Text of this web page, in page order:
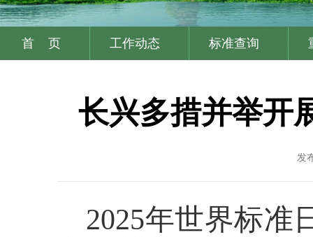
首 页 工作动态 标准查询
长兴多措并举开
发
2025年世界标准